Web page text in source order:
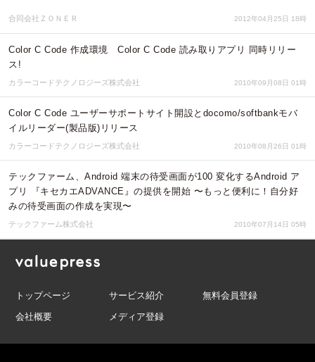
合同会社ＺＯＮＥＲ 2012年04月25日 18時
Color C Code 作成環境 Color C Code 読み取りアプリ 同時リリー
ス!
カラーコードテクノロジーズ株式会社 2010年09月08日 01時
Color C Code ユーザーサポートサイト開設とdocomo/softbankモバ
イルリーダー(製品版)リリース
カラーコードテクノロジーズ株式会社 2010年08月26日 01時
テックファーム、Android 端末の待受画面が100 変化するAndroid ア
プリ 『キセカエADVANCE』の提供を開始 〜もっと便利に！自分好
みの待受画面の作成を実現〜
テックファーム株式会社 2010年07月14日 05時
トップページ サービス紹介
無料会員登録
会社概要
メディア登録